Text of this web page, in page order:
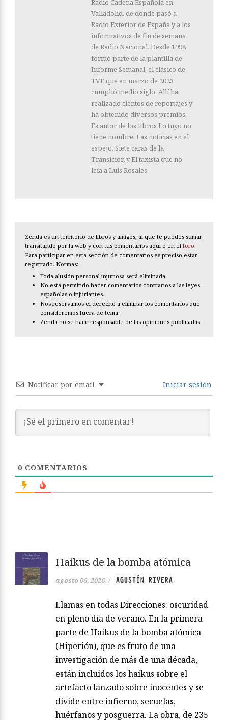
Radio Cadena Española en
Valladolid, de donde pasó a
Radio Exterior de España y a los
informativos de fin de semana
de Radio Nacional. Desde 1998
formó parte de la plantilla de
Informe Semanal, el clásico de
TVE que en marzo de 2023
cumplió medio siglo. Allí ha
realizado cientos de reportajes y
ha obtenido diversos premios.
Es autor de los libros Lo tuyo no
tiene nombre, Las noticias en el
espejo, Siete caras de la
Transición y El taxista que no
leía a Luis Rosales.
Zenda es un territorio de libros y amigos, al que te puedes sumar
transitando por la web y con tus comentarios aquí o en el foro.
Para participar en esta sección de comentarios es preciso estar
registrado. Normas:
Toda alusión personal injuriosa será eliminada.
No está permitido hacer comentarios contrarios a las leyes
españolas o injuriantes.
Nos reservamos el derecho a eliminar los comentarios que
consideremos fuera de tema.
Zenda no se hace responsable de las opiniones publicadas.
Notificar por email Iniciar sesión
0 COMENTARIOS
Haikus de la bomba atómica
agosto 06, 2026 / AGUSTÍN RIVERA
Llamas en todas Direcciones: oscuridad
en pleno día de verano. En la primera
parte de Haikus de la bomba atómica
(Hiperión), que es fruto de una
investigación de más de una década,
están incluidos los haikus sobre el
artefacto lanzado sobre inocentes y se
divide entre infierno, secuelas,
huérfanos y posguerra. La obra, de 235